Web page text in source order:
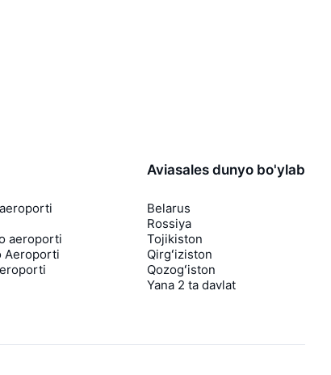
aeroporti
Aeroporti
Aviasales dunyo bo'ylab
Belarus
Rossiya
Tojikiston
Qirgʻiziston
Qozogʻiston
Yana 2 ta davlat